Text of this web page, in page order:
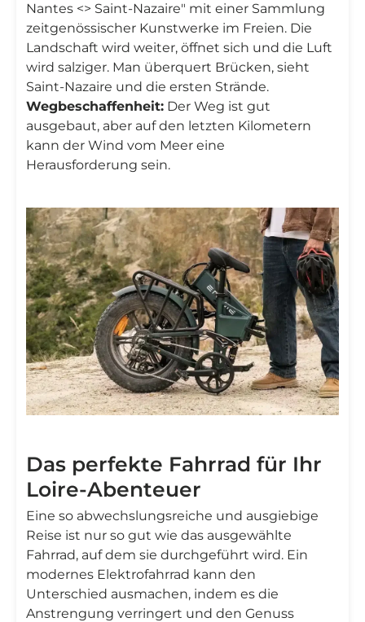
Nantes <> Saint-Nazaire" mit einer Sammlung
zeitgenössischer Kunstwerke im Freien. Die
Landschaft wird weiter, öffnet sich und die Luft
wird salziger. Man überquert Brücken, sieht
Saint-Nazaire und die ersten Strände.
Wegbeschaffenheit: Der Weg ist gut
ausgebaut, aber auf den letzten Kilometern
kann der Wind vom Meer eine
Herausforderung sein.
Das perfekte Fahrrad für Ihr
Loire-Abenteuer
Eine so abwechslungsreiche und ausgiebige
Reise ist nur so gut wie das ausgewählte
Fahrrad, auf dem sie durchgeführt wird. Ein
modernes Elektrofahrrad kann den
Unterschied ausmachen, indem es die
Anstrengung verringert und den Genuss